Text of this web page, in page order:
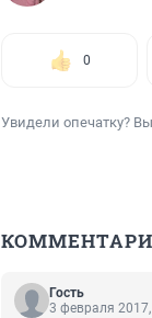
0
Увидели опечатку?
Гость
3 февраля